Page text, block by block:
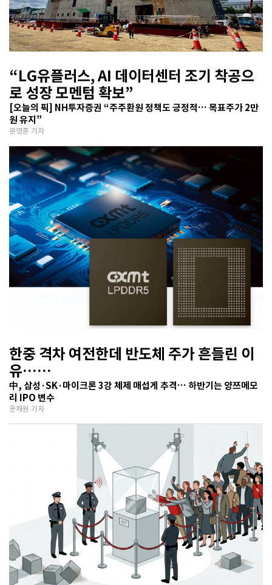
“LG유플러스, AI 데이터센터 조기 착공으
로 성장 모멘텀 확보”
[오늘의 픽] NH투자증권 “주주환원 정책도 긍정적… 목표주가 2만
원 유지”
문영훈 기자
한중 격차 여전한데 반도체 주가 흔들린 이
유…
기술보다 무서운 ‘과점 균열’ 공포
中, 삼성·SK·마이크론 3강 체제 매섭게 추격… 하반기는 양쯔메모
리 IPO 변수
윤채원 기자